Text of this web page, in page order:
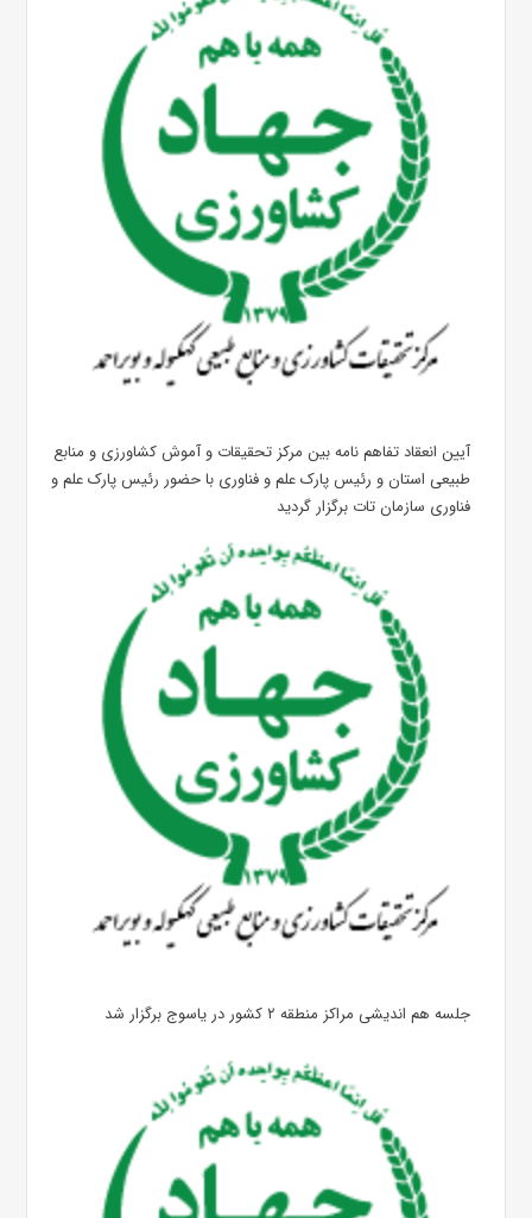
آیین انعقاد تفاهم نامه بین مرکز تحقیقات و آموش کشاورزی و منابع
طبیعی استان و رئیس پارک علم و فناوری با حضور رئیس پارک علم‌ و
فناوری سازمان تات برگزار گردید
جلسه هم اندیشی مراکز منطقه ۲ کشور در یاسوج برگزار شد